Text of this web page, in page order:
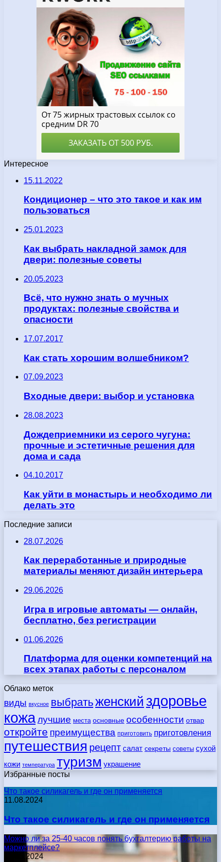
Интересное
15.11.2022
Кондиционер – что это такое и как им
пользоваться
25.01.2023
Как выбрать накладной замок для
двери: полезные советы
20.05.2023
Всё, что нужно знать о мучных
продуктах: полезные свойства и
опасности
17.07.2017
Как стать хорошим волшебником?
07.09.2023
Входные двери: выбор и установка
28.08.2023
Дождеприемники из серого чугуна:
прочные и эстетичные решения для
дома и сада
04.10.2017
Как уйти в монастырь и необходимо ли
делать это
Последние записи
28.07.2026
Как переработанные и природные
материалы меняют дизайн интерьера
29.06.2026
Игра в игровые автоматы — онлайн,
бесплатно, без регистрации
01.06.2026
Платформа для оценки компетенций на
всех этапах работы с персоналом
Облако меток
виды вкусное выбратьженский здоровье
кожалучшие места основные особенности отвар
откройте преимущества приготовить приготовления
путешествия рецепт салат секреты советы сухой
кожи температура туризм украшение
Избранные посты
Что такое силикагель и где он применяется
11.08.2024
Что такое силикагель и где он применяется
Можно ли за 25-40 часов понять бухгалтерию работы на
маркетплейсе?
17.05.2024